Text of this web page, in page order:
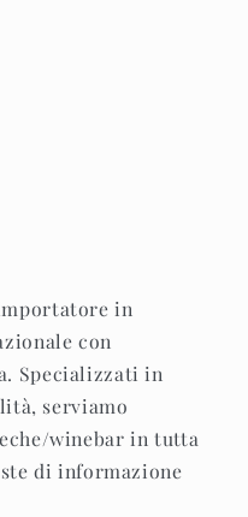
in
con
Specializzati in
serviamo
winebar in tutta
di informazione